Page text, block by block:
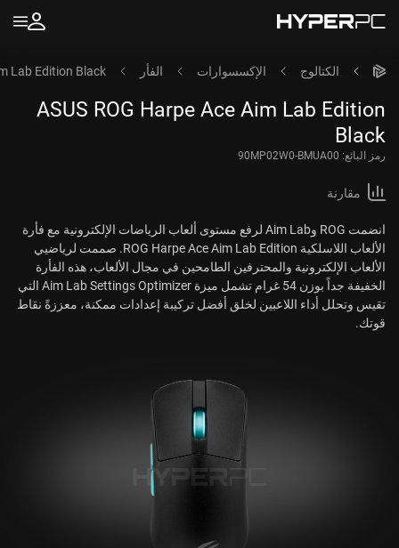
الكتالوج الإكسسوارات الفأر Lab Edition Black
ASUS ROG Harpe Ace Aim Lab Edition
Black
رمز البائع: 90MP02W0-BMUA00
مقارنة
انضمت ROG وAim Lab لرفع مستوى ألعاب الرياضات الإلكترونية مع فأرة
الألعاب اللاسلكية ROG Harpe Ace Aim Lab Edition. صممت لرياضيي
الألعاب الإلكترونية والمحترفين الطامحين في مجال الألعاب، هذه الفأرة
الخفيفة جداً بوزن 54 غرام تشمل ميزة Aim Lab Settings Optimizer التي
تقيس وتحلل أداء اللاعبين لخلق أفضل تركيبة إعدادات ممكنة، معززةً نقاط
قوتك.